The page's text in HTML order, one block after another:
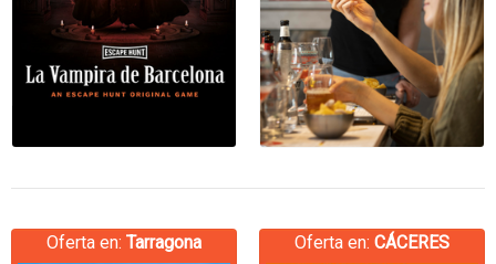
Oferta en: Tarragona Oferta en: CÁCERES